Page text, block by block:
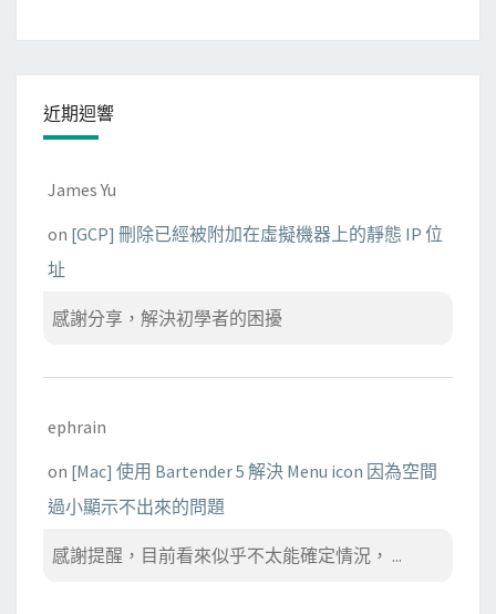
近期迴響
James Yu
on [GCP] 刪除已經被附加在虛擬機器上的靜態 IP 位
址
感謝分享，解決初學者的困擾
ephrain
on [Mac] 使用 Bartender 5 解決 Menu icon 因為空間
過小顯示不出來的問題
感謝提醒，目前看來似乎不太能確定情況， ...